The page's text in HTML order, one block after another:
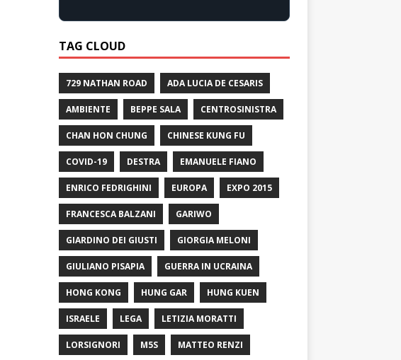
TAG CLOUD
729 NATHAN ROAD ADA LUCIA DE CESARIS
AMBIENTE BEPPE SALA CENTROSINISTRA
CHAN HON CHUNG CHINESE KUNG FU
COVID-19 DESTRA EMANUELE FIANO
ENRICO FEDRIGHINI EUROPA EXPO 2015
FRANCESCA BALZANI GARIWO
GIARDINO DEI GIUSTI GIORGIA MELONI
GIULIANO PISAPIA GUERRA IN UCRAINA
HONG KONG HUNG GAR HUNG KUEN
ISRAELE LEGA LETIZIA MORATTI
LORSIGNORI M5S MATTEO RENZI